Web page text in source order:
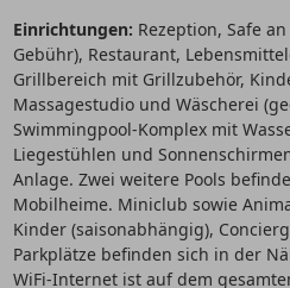
Einrichtungen: Rezeption, Safe
Gebühr), Restaurant,
Grillbereich mit Grillzubehör,
Massagestudio und Wäscherei
Swimmingpool-Komplex mit
Liegestühlen und
Anlage. Zwei weitere Pools
Mobilheime. Miniclub sowie
Kinder (saisonabhängig),
Parkplätze befinden sich in der
WiFi-Internet ist auf dem